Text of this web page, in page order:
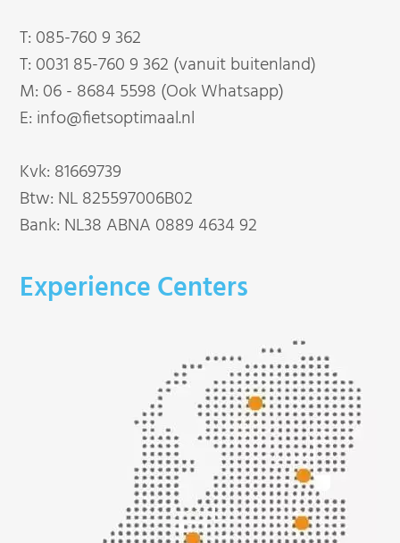
T: 085-760 9 362
T: 0031 85-760 9 362 (vanuit buitenland)
M: 06 - 8684 5598 (Ook Whatsapp)
E: info@fietsoptimaal.nl
Kvk: 81669739
Btw: NL 825597006B02
Bank: NL38 ABNA 0889 4634 92
Experience Centers